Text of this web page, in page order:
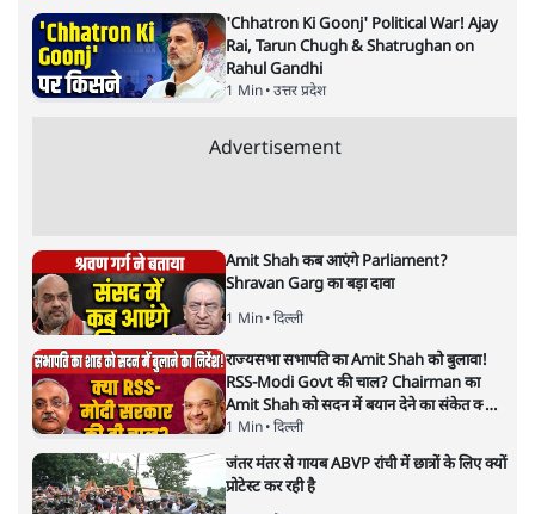
'Chhatron Ki Goonj' Political War! Ajay
Rai, Tarun Chugh & Shatrughan on
Rahul Gandhi
1 Min• उत्तर प्रदेश
Advertisement
Amit Shah कब आएंगे Parliament?
Shravan Garg का बड़ा दावा
1 Min• दिल्ली
राज्यसभा सभापति का Amit Shah को बुलावा!
RSS-Modi Govt की चाल? Chairman का
Amit Shah को सदन में बयान देने का संकेत क्यों?
Senior journalist Vinod Agnihotri ने इसे
Modi Government और RSS की संभावित
strategy से जोड़कर बड़ा सवाल उठाया है।
1 Min• दिल्ली
जंतर मंतर से गायब ABVP रांची में छात्रों के लिए क्यों
प्रोटेस्ट कर रही है